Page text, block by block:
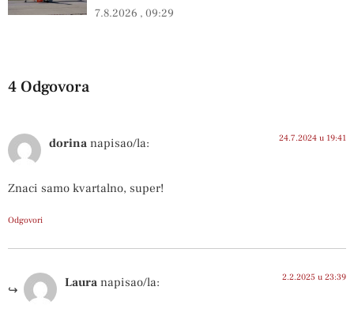
7.8.2026 09:29
4 Odgovora
dorina napisao/la: 24.7.2024 u 19:41
Znaci samo kvartalno, super!
Odgovori
Laura napisao/la: 2.2.2025 u 23:39